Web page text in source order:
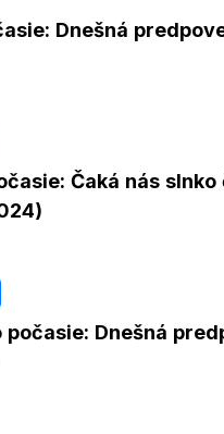
Dnešná
Čaká nás
počasie: Dnešná